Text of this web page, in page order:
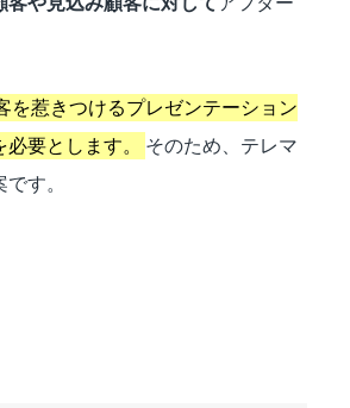
を惹きつけるプレゼンテーション
要とします。
そのため、テレマ
す。